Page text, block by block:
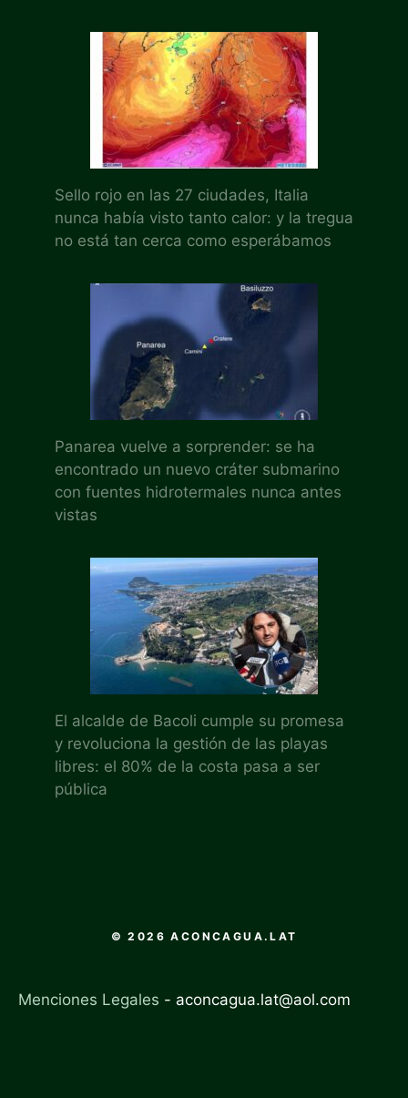
Sello rojo en las 27 ciudades, Italia
nunca había visto tanto calor: y la tregua
no está tan cerca como esperábamos
Panarea vuelve a sorprender: se ha
encontrado un nuevo cráter submarino
con fuentes hidrotermales nunca antes
vistas
El alcalde de Bacoli cumple su promesa
y revoluciona la gestión de las playas
libres: el 80% de la costa pasa a ser
pública
© 2026 ACONCAGUA.LAT
Menciones Legales - aconcagua.lat@aol.com